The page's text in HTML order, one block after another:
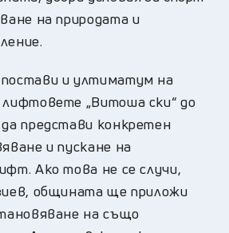
на природата и
и ултиматум на
„Витоша ски“ до
представи конкретен
и пускане на
Ако това не се случи,
общината ще приложи
на също